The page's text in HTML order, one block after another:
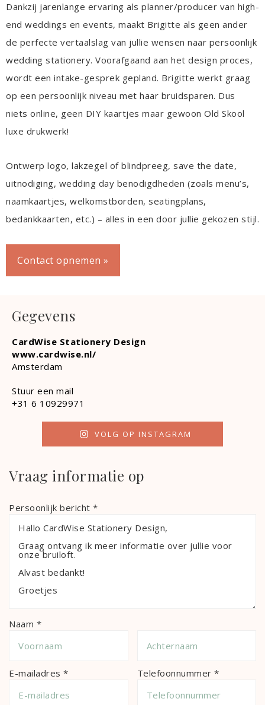
Dankzij jarenlange ervaring als planner/producer van high-
end weddings en events, maakt Brigitte als geen ander
de perfecte vertaalslag van jullie wensen naar persoonlijk
wedding stationery. Voorafgaand aan het design proces,
wordt een intake-gesprek gepland. Brigitte werkt graag
op een persoonlijk niveau met haar bruidsparen. Dus
niets online, geen DIY kaartjes maar gewoon Old Skool
luxe drukwerk!
Ontwerp logo, lakzegel of blindpreeg, save the date,
uitnodiging, wedding day benodigdheden (zoals menu’s,
naamkaartjes, welkomstborden, seatingplans,
bedankkaarten, etc.) – alles in een door jullie gekozen stijl.
Contact opnemen »
Gegevens
CardWise Stationery Design
www.cardwise.nl/
Amsterdam
Stuur een mail
+31 6 10929971
VOLG OP INSTAGRAM
Vraag informatie op
Persoonlijk bericht *
Naam *
E-mailadres * Telefoonnummer *